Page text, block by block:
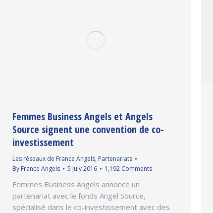
Femmes Business Angels et Angels
Source signent une convention de co-
investissement
Les réseaux de France Angels, Partenariats
By France Angels 5 July 2016 1,192 Comments
Femmes Business Angels annonce un
partenariat avec le fonds Angel Source,
spécialisé dans le co-investissement avec des